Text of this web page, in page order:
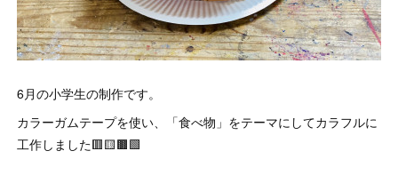
6月の小学生の制作です。
カラーガムテープを使い、「食べ物」をテーマにしてカラフルに
工作しました🟥🟨🟫🟩